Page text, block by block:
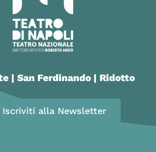
| San Ferdinando | Ridotto
Iscriviti alla Newsletter